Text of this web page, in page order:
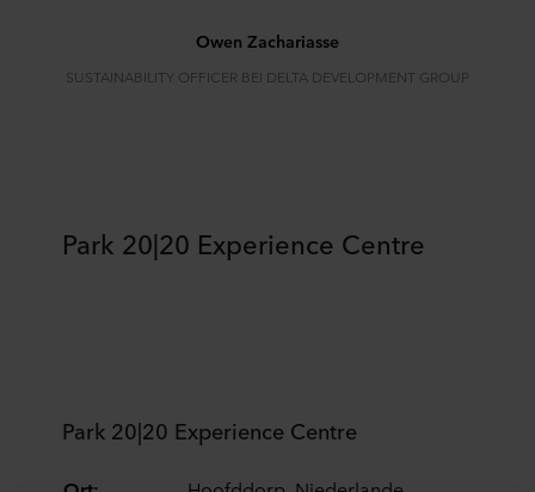
Owen Zachariasse
SUSTAINABILITY OFFICER BEI DELTA DEVELOPMENT GROUP
Park 20|20 Experience Centre
Park 20|20 Experience Centre